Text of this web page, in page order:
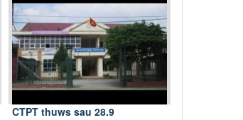
CTPT thuws sau 28.9